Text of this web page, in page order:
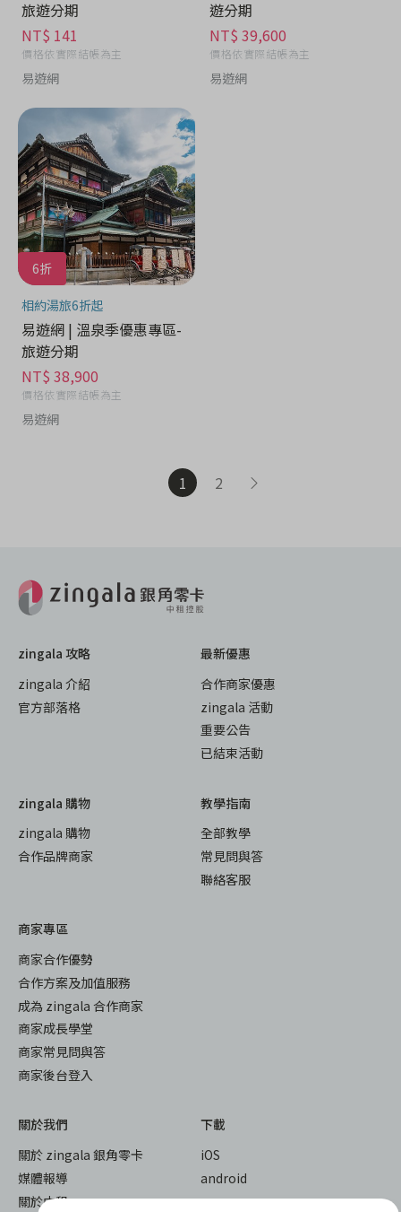
旅遊分期
NT$ 141
價格依實際結帳為主
易遊網
遊分期
NT$ 39,600
價格依實際結帳為主
易遊網
6折
相約湯旅6折起
易遊網 | 溫泉季優惠專區-
旅遊分期
NT$ 38,900
價格依實際結帳為主
易遊網
1 2
zingala 攻略
zingala 介紹
官方部落格
最新優惠
合作商家優惠
zingala 活動
重要公告
已結束活動
zingala 購物
zingala 購物
合作品牌商家
教學指南
全部教學
常見問與答
聯絡客服
商家專區
商家合作優勢
合作方案及加值服務
成為 zingala 合作商家
商家成長學堂
商家常見問與答
商家後台登入
關於我們
關於 zingala 銀角零卡
媒體報導
關於中租
下載
iOS
android